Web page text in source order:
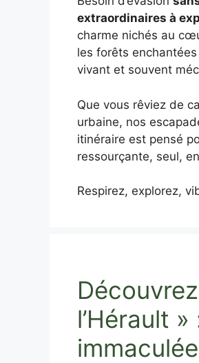
extraordinaires à
charme nichés au
les forêts
vivant et souvent
Que vous rêviez de
urbaine, nos
itinéraire est pensé
ressourçante, seul,
Respirez, explorez,
l’Hérault